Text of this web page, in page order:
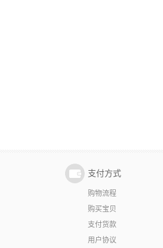
支付方式
购物流程
购买宝贝
支付货款
用户协议